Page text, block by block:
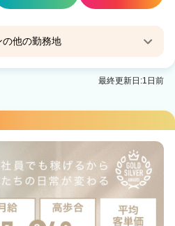
の他の勤務地
spa&treatment 会津
最終更新日:1日前